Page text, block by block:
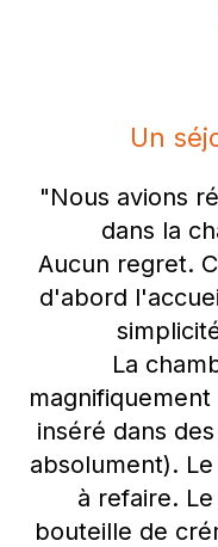
Un
"Nous avions
dans la
Aucun regret.
d'abord
La
inséré dans
absolument).
à refaire.
bouteille de